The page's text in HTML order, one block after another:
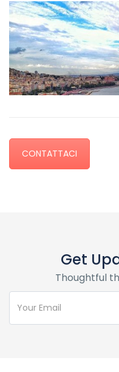
CONTATTACI
Get
Thoughtful